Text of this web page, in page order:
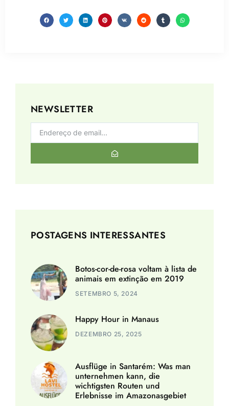
NEWSLETTER
POSTAGENS INTERESSANTES
Botos-cor-de-rosa voltam à lista de
animais em extinção em 2019
SETEMBRO 5, 2024
Happy Hour in Manaus
DEZEMBRO 25, 2025
Ausflüge in Santarém: Was man
unternehmen kann, die
wichtigsten Routen und
Erlebnisse im Amazonasgebiet